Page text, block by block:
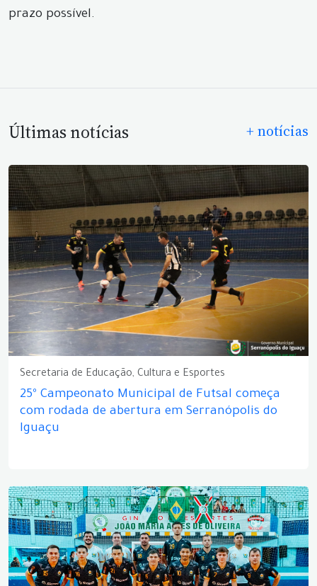
prazo possível.
Últimas notícias + notícias
Secretaria de Educação, Cultura e Esportes
25º Campeonato Municipal de Futsal começa
com rodada de abertura em Serranópolis do
Iguaçu